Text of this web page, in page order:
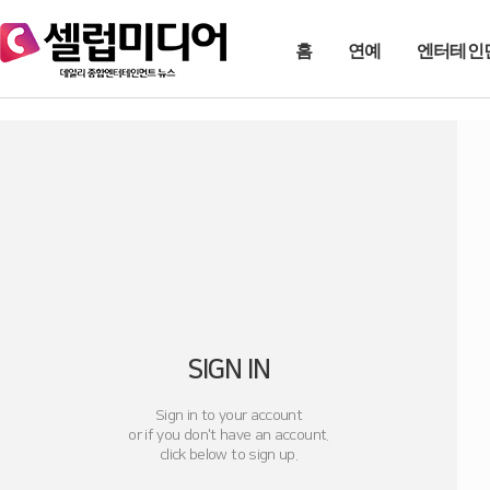
홈 연예 엔터테인
SIGN IN
Sign in to your account
or if you don't have an account.
click below to sign up.